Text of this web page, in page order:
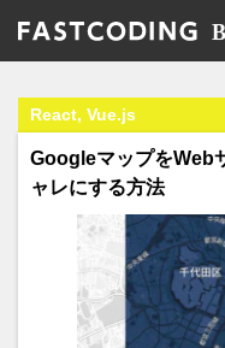
React, Vue.js
GoogleマップをWeb
ャレにする方法